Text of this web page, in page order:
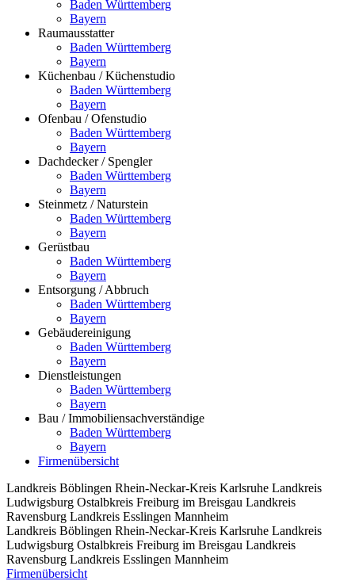
Baden Württemberg
Bayern
Raumausstatter
Baden Württemberg
Bayern
Küchenbau / Küchenstudio
Baden Württemberg
Bayern
Ofenbau / Ofenstudio
Baden Württemberg
Bayern
Dachdecker / Spengler
Baden Württemberg
Bayern
Steinmetz / Naturstein
Baden Württemberg
Bayern
Gerüstbau
Baden Württemberg
Bayern
Entsorgung / Abbruch
Baden Württemberg
Bayern
Gebäudereinigung
Baden Württemberg
Bayern
Dienstleistungen
Baden Württemberg
Bayern
Bau / Immobiliensachverständige
Baden Württemberg
Bayern
Firmenübersicht
Landkreis Böblingen Rhein-Neckar-Kreis Karlsruhe Landkreis
Ludwigsburg Ostalbkreis Freiburg im Breisgau Landkreis
Ravensburg Landkreis Esslingen Mannheim
Landkreis Böblingen Rhein-Neckar-Kreis Karlsruhe Landkreis
Ludwigsburg Ostalbkreis Freiburg im Breisgau Landkreis
Ravensburg Landkreis Esslingen Mannheim
Firmenübersicht